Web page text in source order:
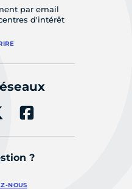
par email
d'intérêt
?
NOUS